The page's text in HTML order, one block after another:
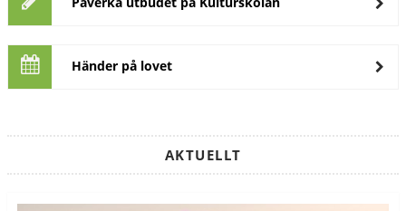
Händer på lovet
AKTUELLT